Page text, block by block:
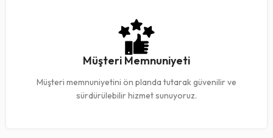
Müşteri Memnuniyeti
Müşteri memnuniyetini ön planda tutarak güvenilir ve
sürdürülebilir hizmet sunuyoruz.